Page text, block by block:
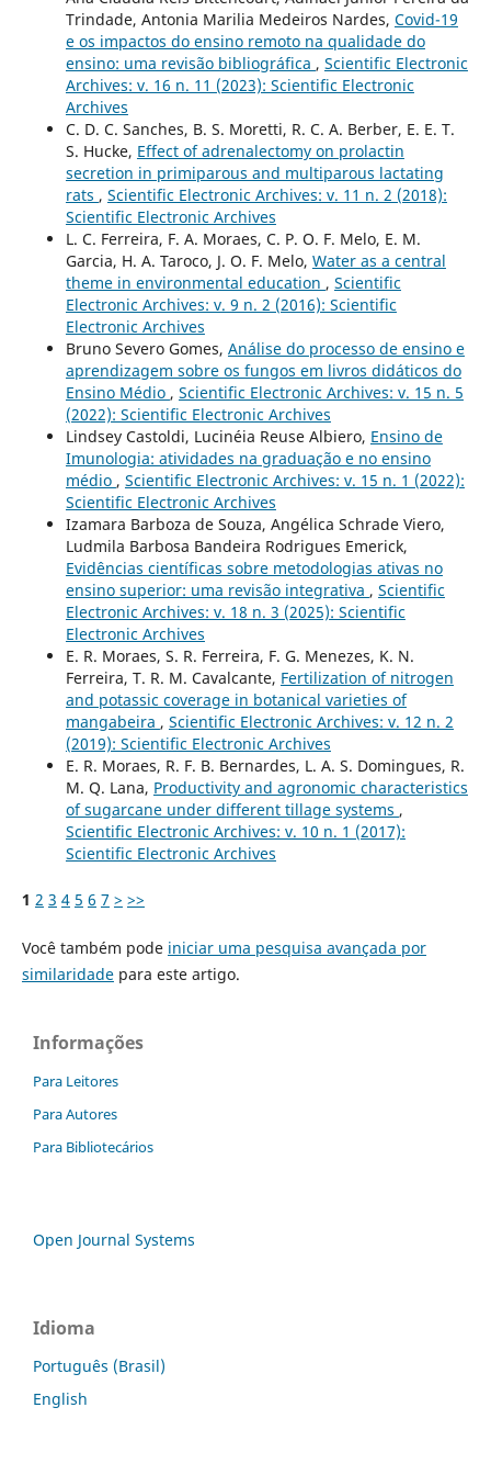
Trindade, Antonia Marilia Medeiros Nardes, Covid-19
e os impactos do ensino remoto na qualidade do
ensino: uma revisão bibliográfica , Scientific Electronic
Archives: v. 16 n. 11 (2023): Scientific Electronic
Archives
C. D. C. Sanches, B. S. Moretti, R. C. A. Berber, E. E. T.
S. Hucke, Effect of adrenalectomy on prolactin
secretion in primiparous and multiparous lactating
rats , Scientific Electronic Archives: v. 11 n. 2 (2018):
Scientific Electronic Archives
L. C. Ferreira, F. A. Moraes, C. P. O. F. Melo, E. M.
Garcia, H. A. Taroco, J. O. F. Melo, Water as a central
theme in environmental education , Scientific
Electronic Archives: v. 9 n. 2 (2016): Scientific
Electronic Archives
Bruno Severo Gomes, Análise do processo de ensino e
aprendizagem sobre os fungos em livros didáticos do
Ensino Médio , Scientific Electronic Archives: v. 15 n. 5
(2022): Scientific Electronic Archives
Lindsey Castoldi, Lucinéia Reuse Albiero, Ensino de
Imunologia: atividades na graduação e no ensino
médio , Scientific Electronic Archives: v. 15 n. 1 (2022):
Scientific Electronic Archives
Izamara Barboza de Souza, Angélica Schrade Viero,
Ludmila Barbosa Bandeira Rodrigues Emerick,
Evidências científicas sobre metodologias ativas no
ensino superior: uma revisão integrativa , Scientific
Electronic Archives: v. 18 n. 3 (2025): Scientific
Electronic Archives
E. R. Moraes, S. R. Ferreira, F. G. Menezes, K. N.
Ferreira, T. R. M. Cavalcante, Fertilization of nitrogen
and potassic coverage in botanical varieties of
mangabeira , Scientific Electronic Archives: v. 12 n. 2
(2019): Scientific Electronic Archives
E. R. Moraes, R. F. B. Bernardes, L. A. S. Domingues, R.
M. Q. Lana, Productivity and agronomic characteristics
of sugarcane under different tillage systems ,
Scientific Electronic Archives: v. 10 n. 1 (2017):
Scientific Electronic Archives
1 2 3 4 5 6 7 > >>
Você também pode iniciar uma pesquisa avançada por
similaridadepara este artigo.
Informações
Para Leitores
Para Autores
Para Bibliotecários
Open Journal Systems
Idioma
Português (Brasil)
English